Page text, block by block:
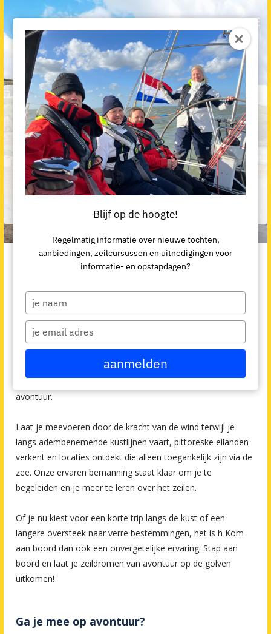
Avontuurlijk Zeilen 2026
Vanaf juni 2026 zeilen we via Noord Frankrijk vier maanden
eenrondje Engeland, Ierland en Schotland
Waar?
>Alle vakanties en cursussen>Avontuurlijk Zeilen
Avontuurlijke zeilreizen
Stap aan boord voor een onvergetelijk avontuur op de
oceaan! Zeilreizen die de perfecte balans bieden tussen
adrenaline en ontspanning. Of je nu een doorgewinterde
zeiler bent of gewoon op zoek bent naar een nieuwe
ervaring, onze reizen nemen je mee op ontdekking en
avontuur.
Laat je meevoeren door de kracht van de wind terwijl je
langs adembenemende kustlijnen vaart, pittoreske eilanden
verkent en locaties ontdekt die alleen toegankelijk zijn via de
zee. Onze ervaren bemanning staat klaar om je te
begeleiden en je meer te leren over het zeilen.
Of je nu kiest voor een korte trip langs de kust of een
langere oversteek naar verre bestemmingen, het is h Kom
aan boord dan ook een onvergetelijke ervaring. Stap aan
boord en laat je zeildromen van avontuur op de golven
uitkomen!
Ga je mee op avontuur?
Blijf op de hoogte!
Regelmatig informatie over nieuwe tochten,
aanbiedingen, zeilcursussen en uitnodigingen voor
informatie- en opstapdagen?
Type
your
name
Type
your
email
aanmelden